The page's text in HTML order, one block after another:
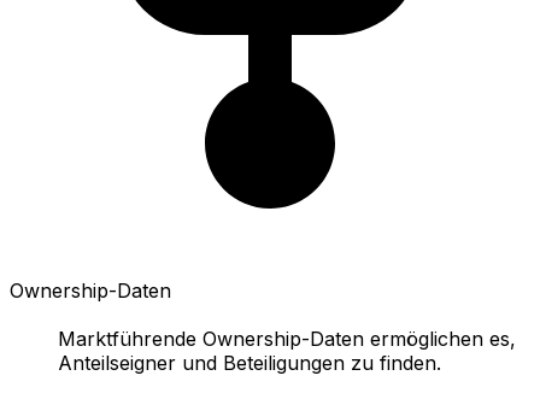
Ownership-Daten
Marktführende Ownership-Daten ermöglichen es,
Anteilseigner und Beteiligungen zu finden.